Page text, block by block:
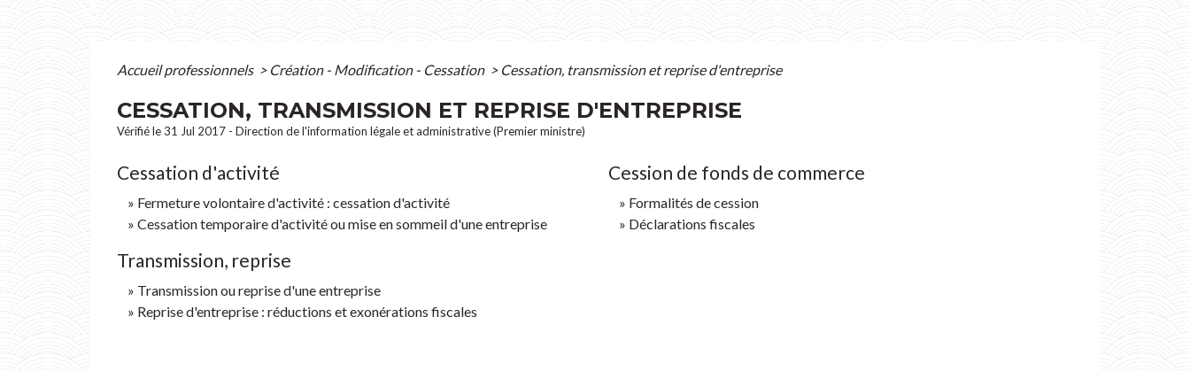
Accueil professionnels > Création - Modification - Cessation > Cessation, transmission et reprise d'entreprise
CESSATION, TRANSMISSION ET REPRISE D'ENTREPRISE
Vérifié le 31 Jul 2017 - Direction de l'information légale et administrative (Premier ministre)
Cessation d'activité
Fermeture volontaire d'activité : cessation d'activité
Cessation temporaire d'activité ou mise en sommeil d'une entreprise
Cession de fonds de commerce
Formalités de cession
Déclarations fiscales
Transmission, reprise
Transmission ou reprise d'une entreprise
Reprise d'entreprise : réductions et exonérations fiscales